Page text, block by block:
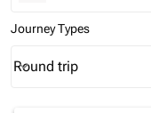
Journey Types
Journey Types option
Round trip
keyboard_arrow_down